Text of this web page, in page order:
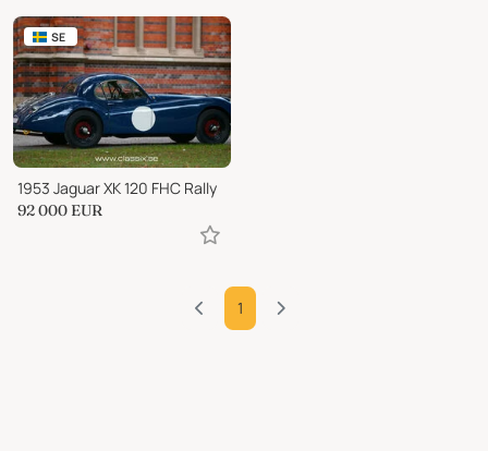
SE
1953 Jaguar XK 120 FHC Rally
92 000 EUR
1